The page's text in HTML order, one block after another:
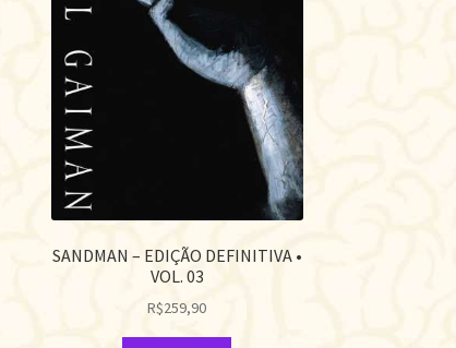
SANDMAN – EDIÇÃO DEFINITIVA •
VOL. 03
R$259,90